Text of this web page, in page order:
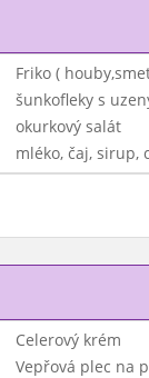
Friko (
šunkofleky s
okurkový salát
mléko, čaj, sirup,
Celerový krém
Vepřová plec na